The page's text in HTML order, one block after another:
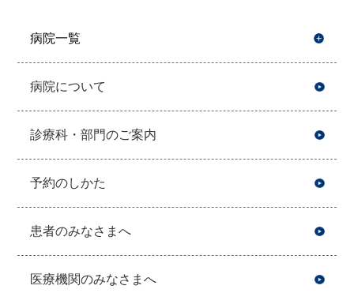
病院一覧
病院について
診療科・部門のご案内
予約のしかた
患者のみなさまへ
医療機関のみなさまへ